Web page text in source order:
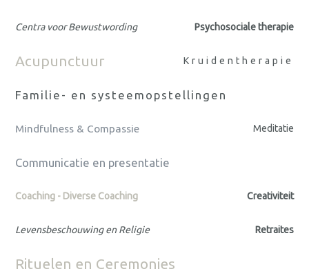
Centra voor Bewustwording Psychosociale therapie
Acupunctuur Kruidentherapie
Familie- en systeemopstellingen
Mindfulness & Compassie Meditatie
Communicatie en presentatie
Coaching - Diverse Coaching Creativiteit
Levensbeschouwing en Religie Retraites
Rituelen en Ceremonies